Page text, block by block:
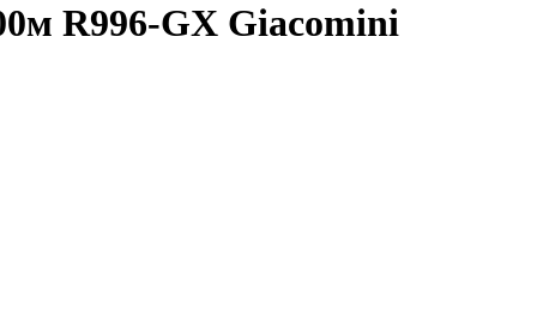
R996-GX Giacomini